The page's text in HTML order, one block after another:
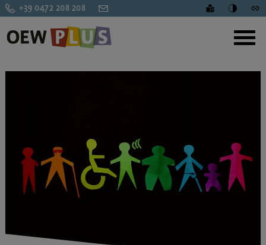
+39 0472 208 208